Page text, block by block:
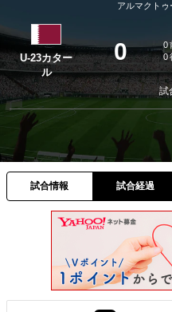
アルマクト
U-23カター
ル
0 0
0
試
試合情報 試合経過